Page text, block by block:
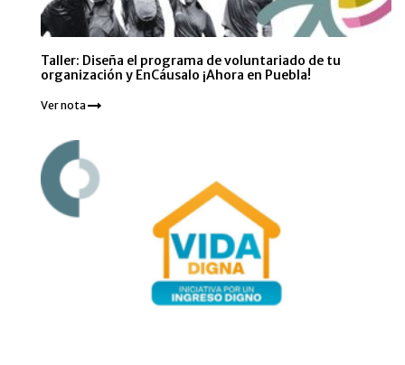
Taller: Diseña el programa de voluntariado de tu
organización y EnCáusalo ¡Ahora en Puebla!
Ver nota